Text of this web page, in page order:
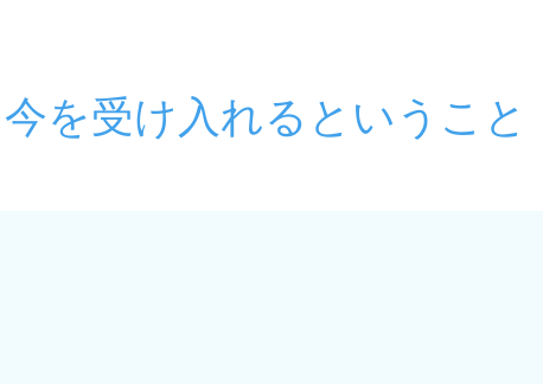
今を受け入れるということ